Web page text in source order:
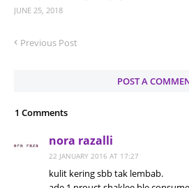
JUNE 25, 2018
Previous Post
POST A
1 Comments
nora razalli
22 JANUARY 2016 AT 17:27
kulit kering sbb tak lembab.